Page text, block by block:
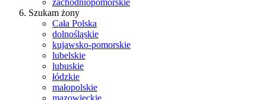
zachodniopomorskie
Szukam żony
Cała Polska
dolnośląskie
kujawsko-pomorskie
lubelskie
lubuskie
łódzkie
małopolskie
mazowieckie